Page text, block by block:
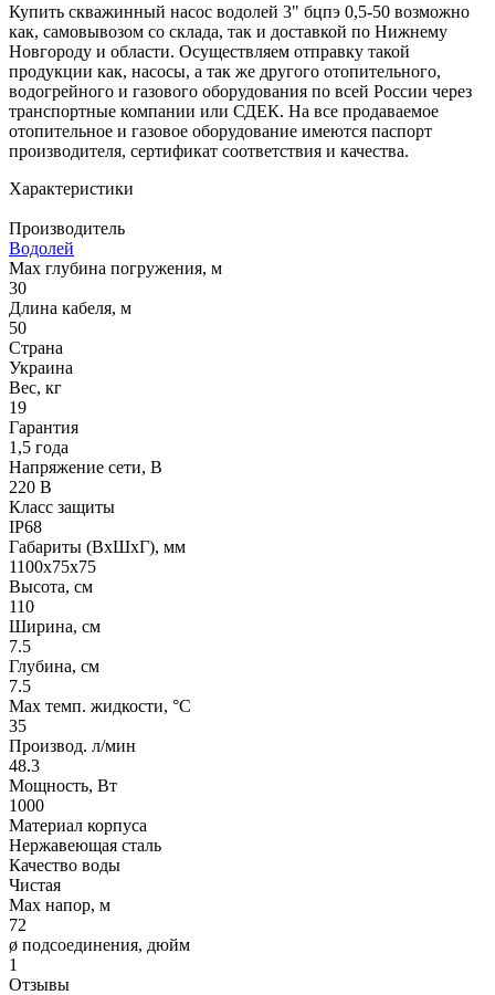
Купить скважинный насос водолей 3" бцпэ 0,5-50 возможно
как, самовывозом со склада, так и доставкой по Нижнему
Новгороду и области. Осуществляем отправку такой
продукции как, насосы, а так же другого отопительного,
водогрейного и газового оборудования по всей России через
транспортные компании или СДЕК. На все продаваемое
отопительное и газовое оборудование имеются паспорт
производителя, сертификат соответствия и качества.
Характеристики
Производитель
Водолей
Max глубина погружения, м
30
Длина кабеля, м
50
Страна
Украина
Вес, кг
19
Гарантия
1,5 года
Напряжение сети, В
220 В
Класс защиты
IP68
Габариты (ВхШхГ), мм
1100х75х75
Высота, см
110
Ширина, см
7.5
Глубина, см
7.5
Max темп. жидкости, °С
35
Производ. л/мин
48.3
Мощность, Вт
1000
Материал корпуса
Нержавеющая сталь
Качество воды
Чистая
Max напор, м
72
ø подсоединения, дюйм
1
Отзывы